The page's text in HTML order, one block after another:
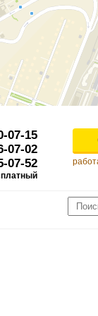
корректной работы
07-15
07-02
07-52